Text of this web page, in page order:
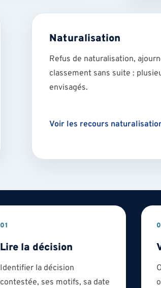
Naturalisation
Refus de naturalisation,
classement sans suite :
envisagés.
Voir les recours
01
Lire la décision
Identifier la décision
contestée, ses motifs, sa date